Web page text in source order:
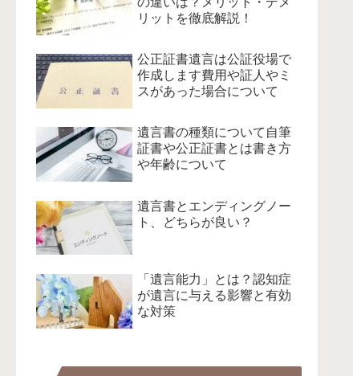
リットを徹底解説！
公正証書遺言は公証役場で
作成します費用や証人やミ
スがあった場合について
遺言書の種類について自筆
証書や公正証書とは書き方
や年齢について
遺言書とエンディングノー
ト、どちらが良い？
「遺言能力」とは？認知症
が遺言に与える影響と有効
な対策